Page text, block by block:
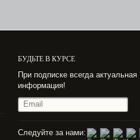
БУДЬТЕ В КУРСЕ
При подписке всегда актуальная
информация!
Следуйте за нами: